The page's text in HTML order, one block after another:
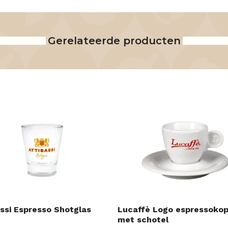
Gerelateerde producten
Espresso Shotglas
Lucaffè Logo
met schotel